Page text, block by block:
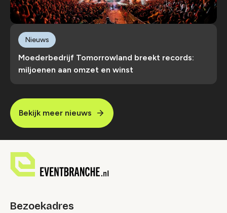
Moederbedrijf Tomorrowland breekt records:
miljoenen aan omzet en winst
Nieuws
Bekijk meer nieuws
Bezoekadres